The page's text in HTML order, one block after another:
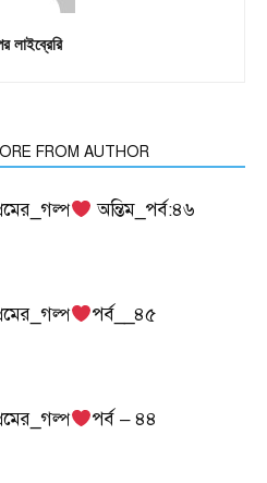
লাইব্রেরি
FROM AUTHOR
অন্তিম_পর্ব:৪৬
পর্ব__৪৫
পর্ব – ৪৪